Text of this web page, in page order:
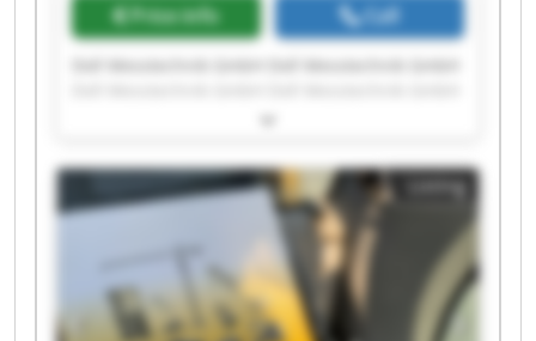
Price info Call
Doll Messtechnik GmbH Doll Messtechnik GmbH
Doll Messtechnik GmbH Doll Messtechnik GmbH
Doll Messtechnik GmbH Doll Messtechnik GmbH
Doll Messtechnik GmbH Doll Messtechnik GmbH
Doll Messtechnik GmbH Doll Messtechnik GmbH
Doll Messtechnik GmbH Doll Messtechnik GmbH
Doll Messtechnik GmbH Doll Messtechnik GmbH
Doll Messtechnik GmbH Doll Messtechnik GmbH
Listing